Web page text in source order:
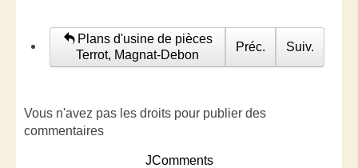
Plans d'usine de pièces
Terrot, Magnat-Debon
Préc. Suiv.
Vous n'avez pas les droits pour publier des
commentaires
JComments